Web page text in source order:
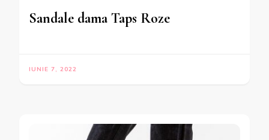
Sandale dama Taps Roze
IUNIE 7, 2022